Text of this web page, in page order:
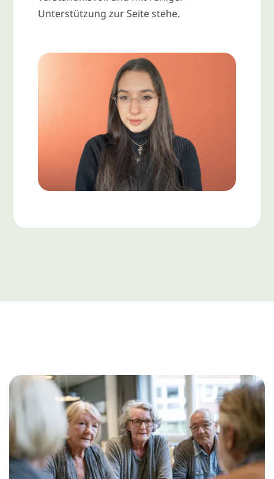
Unterstützung zur Seite stehe.